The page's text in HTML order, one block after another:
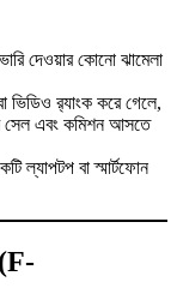
দেওয়ার কোনো ঝামেলা
ভিডিও র‍্যাংক করে গেলে,
সেল এবং কমিশন আসতে
ল্যাপটপ বা স্মার্টফোন